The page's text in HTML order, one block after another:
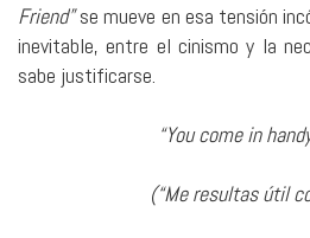
Friend”se mueve en esa tensión
inevitable, entre el cinismo y la
sabe justificarse.
“You come in
(“Me resultas útil